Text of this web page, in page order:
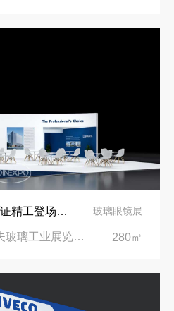
德国展览设计搭建 | 见证精工登场玻璃工业展览会 Glasstec 2024 玻璃眼镜展
2024年德国杜塞尔多夫玻璃工业展览会Glasstec|德国杜塞尔多夫会展中心 280㎡